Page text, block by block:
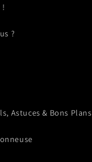
!
?
Astuces & Bons Plans